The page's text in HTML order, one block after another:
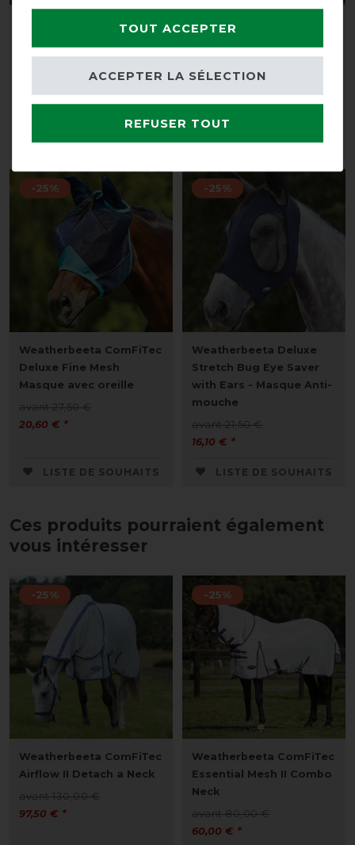
Weatherbeeta Deluxe
with Ears - Masque Anti-
avant 21,50 €
LISTE DE SOUHAITS
Weatherbeeta Deluxe
with Ears - Masque Anti-
mouche
avant 21,50 €
LISTE DE SOUHAITS
-25%
Weatherbeeta ComFiTec
Deluxe Fine Mesh
Masque avec oreille
avant 27,50 €
20,60 € *
LISTE DE SOUHAITS
-25%
Weatherbeeta Deluxe
Stretch Bug Eye Saver
with Ears - Masque Anti-
mouche
avant 21,50 €
16,10 € *
LISTE DE SOUHAITS
Ces produits pourraient également
vous intéresser
-25%
Weatherbeeta ComFiTec
Airflow II Detach a Neck
avant 130,00 €
97,50 € *
-25%
Weatherbeeta ComFiTec
Essential Mesh II Combo
Neck
avant 80,00 €
60,00 € *
TOUT ACCEPTER
REFUSER TOUT
ACCEPTER LA SÉLECTION